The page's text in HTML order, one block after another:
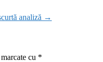
analiză →
cu *